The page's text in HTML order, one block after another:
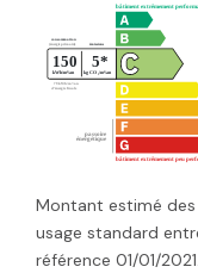
Montant estimé des
usage standard
référence 01/01/2021.